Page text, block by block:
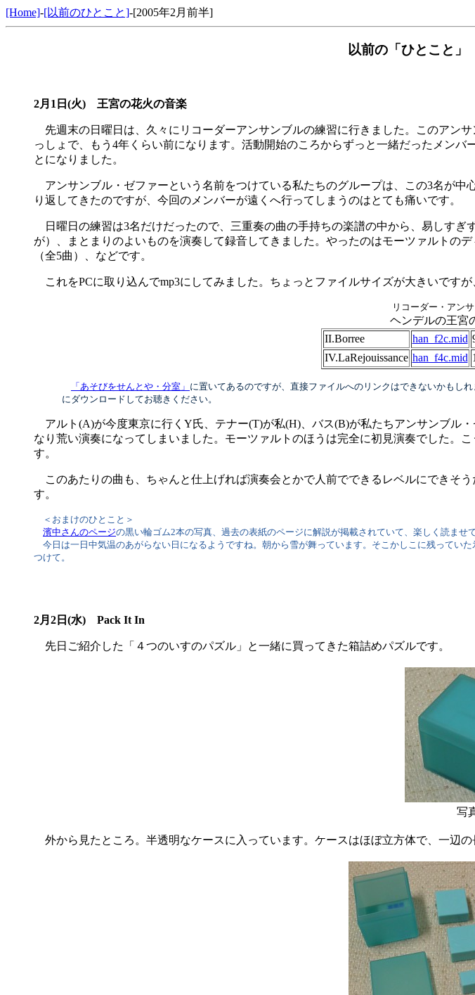
[Home]-[以前のひとこと]-[2005年2月前半]
以前の「ひとこと
2月1日(火) 王宮の花火の音楽
先週末の日曜日は、久々にリコーダーアンサンブルの練習に行きました。このアン
っしょで、もう4年くらい前になります。活動開始のころからずっと一緒だったメン
とになりました。
アンサンブル・ゼファーという名前をつけている私たちのグループは、この3名が
り返してきたのですが、今回のメンバーが遠くへ行ってしまうのはとても痛いです。
日曜日の練習は3名だけだったので、三重奏の曲の手持ちの楽譜の中から、易しす
が）、まとまりのよいものを演奏して録音してきました。やったのはモーツァルトの
（全5曲）、などです。
これをPCに取り込んでmp3にしてみました。ちょっとファイルサイズが大きいですが
リコーダー・アン
ヘンデルの王宮
II.Borree han_f2c.mid
IV.LaRejouissance han_f4c.mid
「あそびをせんとや・分室」 に置いてあるのですが、直接ファイルへのリンクはできないかもし
にダウンロードしてお聴きください。
アルト(A)が今度東京に行くY氏、テナー(T)が私(H)、バス(B)が私たちアンサンブル
なり荒い演奏になってしまいました。モーツァルトのほうは完全に初見演奏でした。
す。
このあたりの曲も、ちゃんと仕上げれば演奏会とかで人前でできるレベルにできそ
す。
＜おまけのひとこと＞
濱中さんのページの黒い輪ゴム2本の写真、過去の表紙のページに解説が掲載されていて、楽しく読ませ
今日は一日中気温のあがらない日になるようですね。朝から雪が舞っています。そこかしこに残ってい
つけて。
2月2日(水) Pack It In
先日ご紹介した「４つのいすのパズル」と一緒に買ってきた箱詰めパズルです。
写
外から見たところ。半透明なケースに入っています。ケースはほぼ立方体で、一辺の